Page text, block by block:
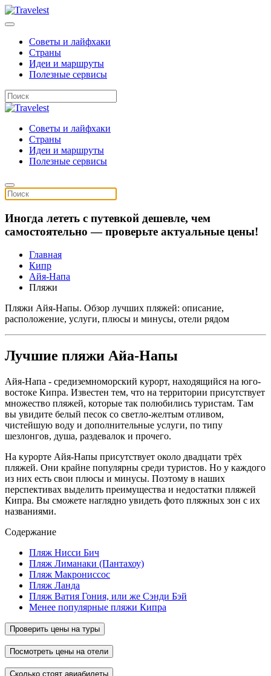
Советы и лайфхаки
Страны
Идеи и маршруты
Полезные сервисы
Советы и лайфхаки
Страны
Идеи и маршруты
Полезные сервисы
Иногда лететь с путевкой дешевле, чем
самостоятельно — проверьте актуальные цены!
Главная
Кипр
Айя-Напа
Пляжи
Пляжи Айя-Напы. Обзор лучших пляжей: описание,
расположение, услуги, плюсы и минусы, отели рядом
Лучшие пляжи Айа-Напы
Айя-Напа - средиземноморский курорт, находящийся на юго-
востоке Кипра. Известен тем, что на территории присутствует
множество пляжей, которые так полюбились туристам. Там
вы увидите белый песок со светло-желтым отливом,
чистейшую воду и дополнительные услуги, по типу
шезлонгов, душа, раздевалок и прочего.
На курорте Айя-Напы присутствует около двадцати трёх
пляжей. Они крайне популярны среди туристов. Но у каждого
из них есть свои плюсы и минусы. Поэтому в наших
перспективах выделить преимущества и недостатки пляжей
Кипра. Вы сможете наглядно увидеть фото пляжных зон с их
названиями.
Содержание
Пляж Нисси Бич
Пляж Лиманаки (Пантахоу)
Пляж Макрониссос
Пляж Ланда
Пляж Ватия Гония, или же Сэнди Бэй
Менее популярные пляжи Кипра
Проверить цены на туры
Посмотреть цены на отели
Сколько стоят авиабилеты